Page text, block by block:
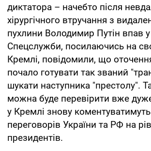
диктатора – начебто після
хірургічного втручання з
пухлини Володимир Путін впав
Спецслужби, посилаючись на
Кремлі, повідомили, що
почало готувати так званий
шукати наступника "престолу".
можна буде перевірити вже
у Кремлі знову
переговорів України та РФ на
президентів.